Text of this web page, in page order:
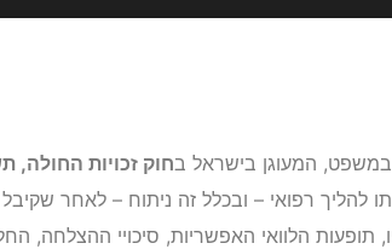
המעוגן בישראל בחוק זכויות החולה,
רפואי – ובכלל זה ניתוח – לאחר
תופעות הלוואי האפשריות, סיכויי ההצלחה,